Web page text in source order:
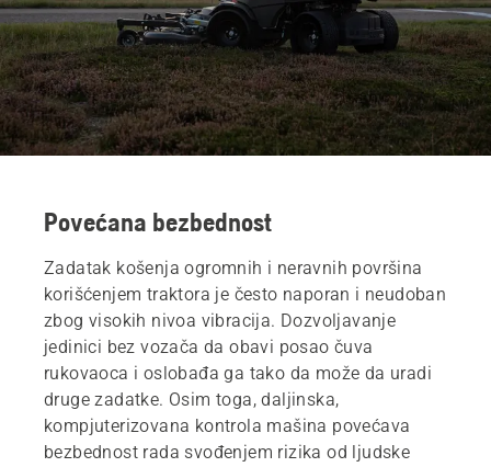
Povećana bezbednost
Zadatak košenja ogromnih i neravnih površina
korišćenjem traktora je često naporan i neudoban
zbog visokih nivoa vibracija. Dozvoljavanje
jedinici bez vozača da obavi posao čuva
rukovaoca i oslobađa ga tako da može da uradi
druge zadatke. Osim toga, daljinska,
kompjuterizovana kontrola mašina povećava
bezbednost rada svođenjem rizika od ljudske